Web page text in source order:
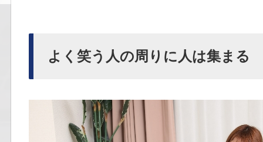
よく笑う人の周りに人は集まる